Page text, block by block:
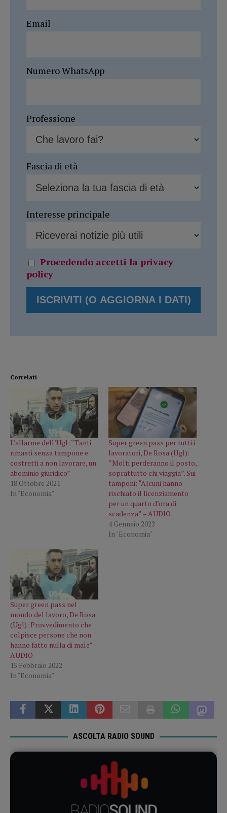
Email
Numero WhatsApp
Professione
Fascia di età
Interesse principale
Procedendo accetti la privacy
policy
Correlati
L’allarme dell’Ugl: “Tanti
rimasti senza tampone e
costretti a non lavorare, un
abominio giuridico”
18 Ottobre 2021
In "Economia"
Super green pass per tutti i
lavoratori, De Rosa (Ugl):
“Molti perderanno il posto,
soprattutto chi viaggia”. Sui
tamponi: “Alcuni hanno
rischiato il licenziamento
per un quarto d’ora di
scadenza” – AUDIO
4 Gennaio 2022
In "Economia"
Super green pass nel
mondo del lavoro, De Rosa
(Ugl): Provvedimento che
colpisce persone che non
hanno fatto nulla di male” –
AUDIO
15 Febbraio 2022
In "Economia"
ASCOLTA RADIO SOUND